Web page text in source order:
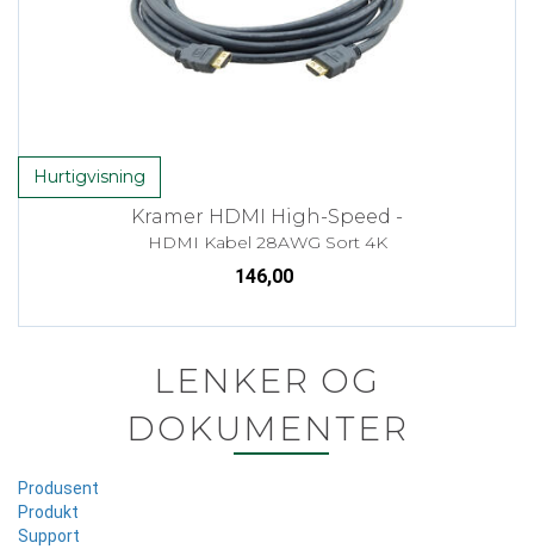
Hurtigvisning
Kramer HDMI High-Speed -
HDMI Kabel 28AWG Sort 4K
146,00
LENKER OG
DOKUMENTER
Produsent
Produkt
Support